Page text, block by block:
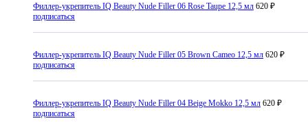
Филлер-укрепитель IQ Beauty Nude Filler 06 Rose Taupe 12,5 мл 620 ₽
подписаться
Филлер-укрепитель IQ Beauty Nude Filler 05 Brown Cameo 12,5 мл 620 ₽
подписаться
Филлер-укрепитель IQ Beauty Nude Filler 04 Beige Mokko 12,5 мл 620 ₽
подписаться